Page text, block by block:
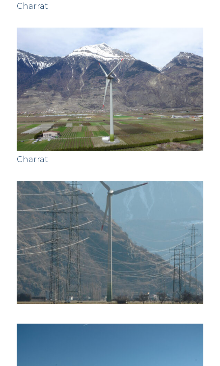
Charrat
Charrat